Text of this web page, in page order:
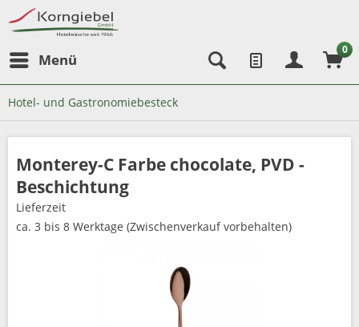
Menü
0
Hotel- und Gastronomiebesteck
Monterey-C Farbe chocolate, PVD -
Beschichtung
Lieferzeit
ca. 3 bis 8 Werktage (Zwischenverkauf vorbehalten)